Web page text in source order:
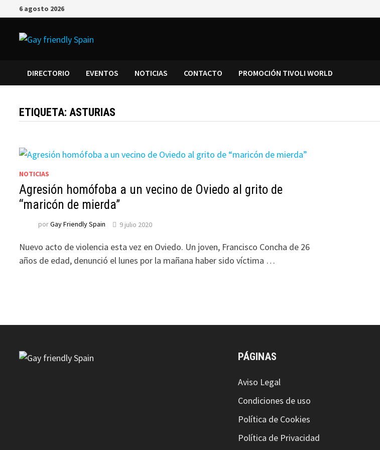
6 agosto 2026
DIRECTORIO EVENTOS NOTICIAS CONTACTO PROMOCIÓN TIVOLI WORLD
ETIQUETA:ASTURIAS
NOTICIAS
Agresión homófoba a un vecino de Oviedo al grito de
“maricón de mierda”
porGay Friendly Spain 9 julio 2020
Nuevo acto de violencia esta vez en Oviedo. Un joven, Francisco Concha de 26
años de edad, denunció el lunes por la mañana haber sido víctima …
PÁGINAS
Aviso Legal
Condiciones de uso
Política de Cookies
Política de Privacidad